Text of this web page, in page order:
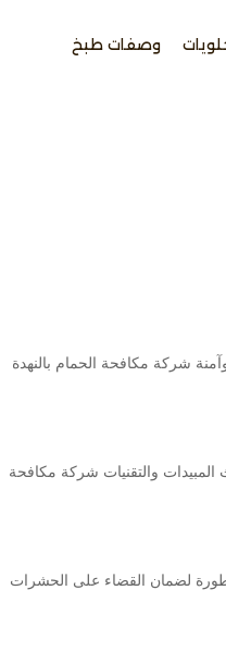
وصفات طبخ
شركة مكافحة الحمام بالنهدة
والتقنيات شركة مكافحة
لضمان القضاء على الحشرات